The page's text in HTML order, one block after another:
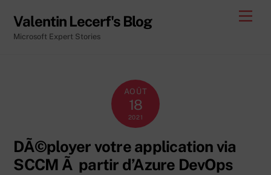
content
Valentin Lecerf's Blog
Microsoft Expert Stories
AOÛT
18
2021
DÃ©ployer votre application via
SCCM Ã partir d’Azure DevOps